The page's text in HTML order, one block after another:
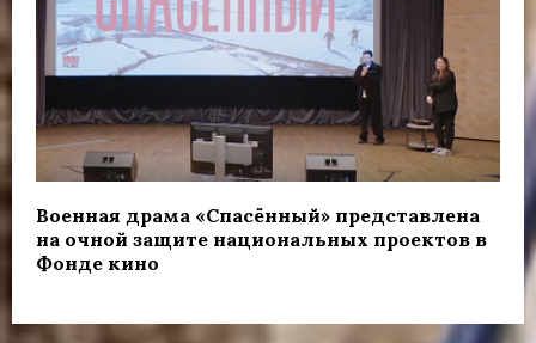
Военная драма «Спасённый» представлена
на очной защите национальных проектов в
Фонде кино